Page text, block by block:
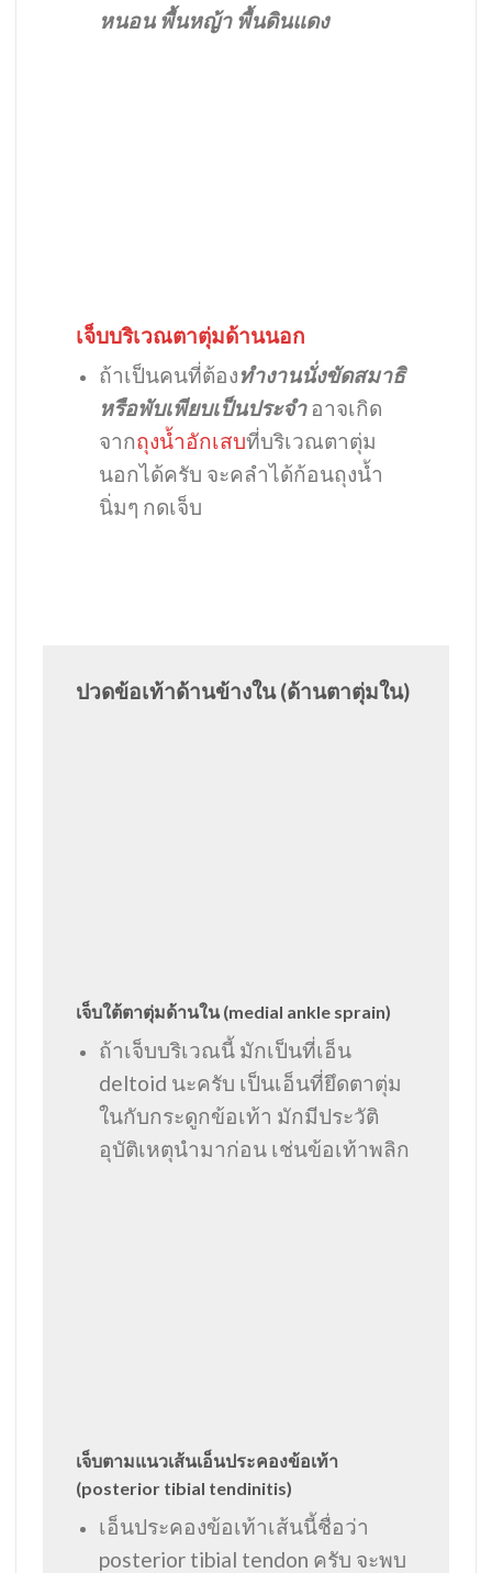
หนอน พื้นหญ้า พื้นดินแดง
เจ็บบริเวณตาตุ่มด้านนอก
ถ้าเป็นคนที่ต้องทำงานนั่งขัดสมาธิ
หรือพับเพียบเป็นประจำ อาจเกิด
จากถุงน้ำอักเสบที่บริเวณตาตุ่ม
นอกได้ครับ จะคลำได้ก้อนถุงน้ำ
นิ่มๆ กดเจ็บ
ปวดข้อเท้าด้านข้างใน(ด้านตาตุ่มใน)
เจ็บใต้ตาตุ่มด้านใน (medial ankle sprain)
ถ้าเจ็บบริเวณนี้ มักเป็นที่เอ็น
deltoid นะครับ เป็นเอ็นที่ยึดตาตุ่ม
ในกับกระดูกข้อเท้า มักมีประวัติ
อุบัติเหตุนำมาก่อน เช่นข้อเท้าพลิก
เจ็บตามแนวเส้นเอ็นประคองข้อเท้า
(posterior tibial tendinitis)
เอ็นประคองข้อเท้าเส้นนี้ชื่อว่า
posterior tibial tendon ครับ จะพบ